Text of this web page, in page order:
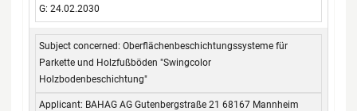
G: 24.02.2030
Oberflächenbeschichtungssysteme für
Parkette und Holzfußböden "Swingcolor
Holzbodenbeschichtung"
BAHAG AG Gutenbergstraße 21 68167 Mannheim